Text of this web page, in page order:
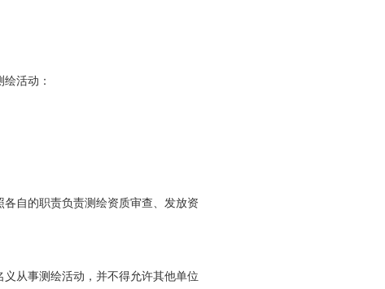
活动：
自的职责负责测绘资质审查、发放资
从事测绘活动，并不得允许其他单位